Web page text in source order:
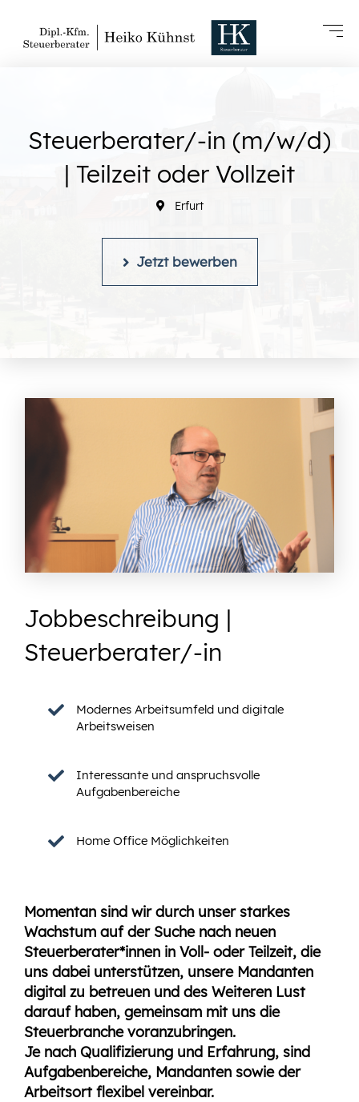
Steuerberater/-in (m/w/d)
| Teilzeit oder Vollzeit
Erfurt
Jetzt bewerben
Jobbeschreibung |
Steuerberater/-in
Modernes Arbeitsumfeld und digitale
Arbeitsweisen
Interessante und anspruchsvolle
Aufgabenbereiche
Home Office Möglichkeiten
Momentan sind wir durch unser starkes
Wachstum auf der Suche nach neuen
Steuerberater*innen in Voll- oder Teilzeit, die
uns dabei unterstützen, unsere Mandanten
digital zu betreuen und des Weiteren Lust
darauf haben, gemeinsam mit uns die
Steuerbranche voranzubringen.
Je nach Qualifizierung und Erfahrung, sind
Aufgabenbereiche, Mandanten sowie der
Arbeitsort flexibel vereinbar.